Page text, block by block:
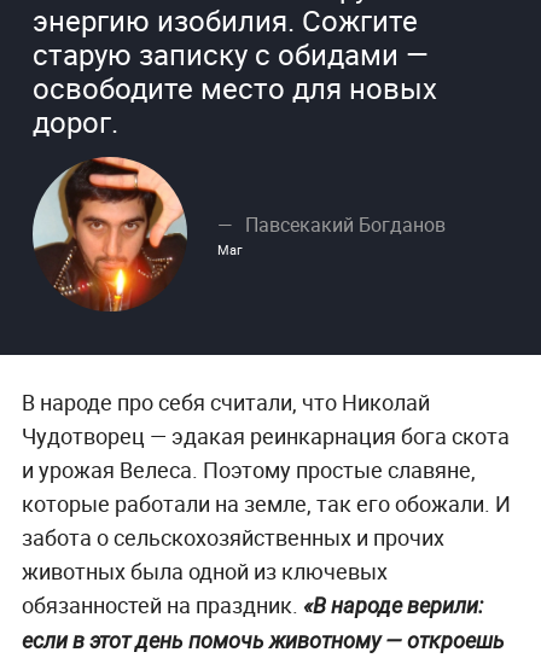
энергию изобилия. Сожгите
старую записку с обидами —
освободите место для новых
дорог.
Павсекакий Богданов
Маг
В народе про себя считали, что Николай
Чудотворец — эдакая реинкарнация бога скота
и урожая Велеса. Поэтому простые славяне,
которые работали на земле, так его обожали. И
забота о сельскохозяйственных и прочих
животных была одной из ключевых
обязанностей на праздник. «В народе верили:
если в этот день помочь животному — откроешь